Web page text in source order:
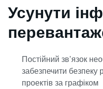
Усунути
Постійний зв’язок
забезпечити безпеку
проектів за графіком